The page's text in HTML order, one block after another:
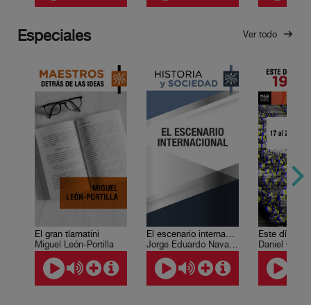
Especiales Ver todo
El gran tlamatini
Miguel León-Portilla
El escenario internacional
Jorge Eduardo Navarrete
Daniel Cazés